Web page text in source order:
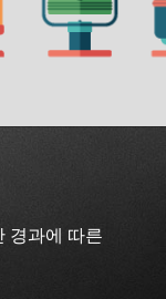
경과에 따른